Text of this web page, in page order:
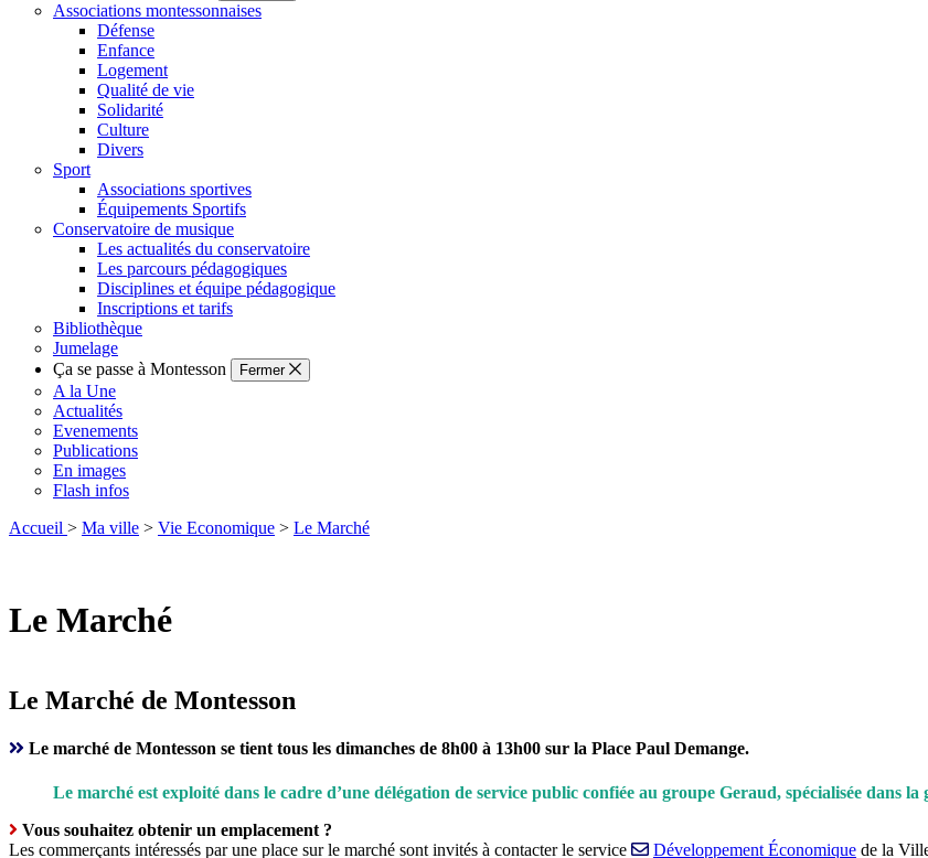
Associations montessonnaises
Défense
Enfance
Logement
Qualité de vie
Solidarité
Culture
Divers
Sport
Associations sportives
Équipements Sportifs
Conservatoire de musique
Les actualités du conservatoire
Les parcours pédagogiques
Disciplines et équipe pédagogique
Inscriptions et tarifs
Bibliothèque
Jumelage
Ça se passe à Montesson
Fermer
A la Une
Actualités
Evenements
Publications
En images
Flash infos
Accueil > Ma ville > Vie Economique > Le Marché
Le Marché
Le Marché de Montesson
Le marché de Montesson se tient tous les dimanches de 8h00 à 13h00 sur la Place Paul Demange.
Le marché est exploité dans le cadre d’une délégation de service public confiée au groupe Geraud, spécialisée dans
Vous souhaitez obtenir un emplacement ?
Les commerçants intéressés par une place sur le marché sont invités à contacter le service
Développement Économique de la